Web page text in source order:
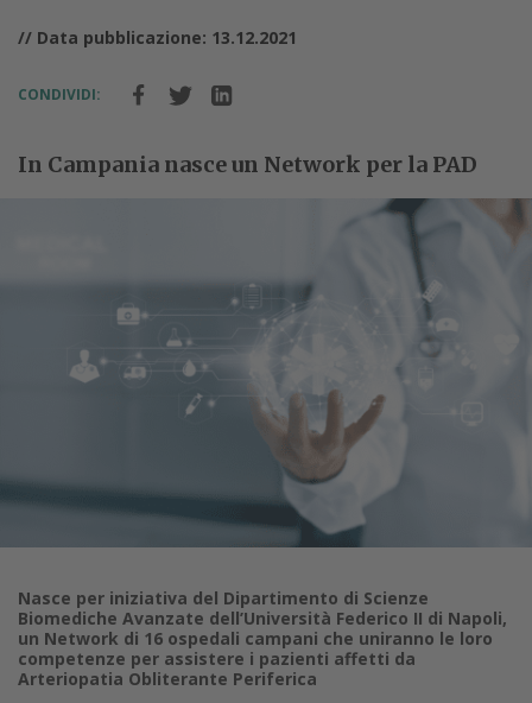
// Data pubblicazione: 13.12.2021
CONDIVIDI:
In Campania nasce un Network per la PAD
Nasce per iniziativa del Dipartimento di Scienze
Biomediche Avanzate dell’Università Federico II di Napoli,
un Network di 16 ospedali campani che uniranno le loro
competenze per assistere i pazienti affetti da
Arteriopatia Obliterante Periferica